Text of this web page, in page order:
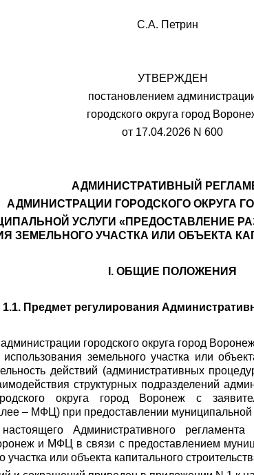
Воронеж С.А. Петрин
УТВЕРЖДЕН
постановлением
городского округа город
от 17.04.2026 N 600
АДМИНИСТРАТИВНЫЙ
АДМИНИСТРАЦИИ ГОРОДСКОГО ОКРУГА
УСЛУГИ «ПРЕДОСТАВЛЕНИЕ
ЗЕМЕЛЬНОГО УЧАСТКА ИЛИ ОБЪЕКТА
I. ОБЩИЕ ПОЛОЖЕНИЯ
1.1. Предмет регулирования
городского округа город
земельного участка или
действий (административных
структурных подразделений
округа город Воронеж с
– МФЦ) при предоставлении муниципальной
Административного
и МФЦ в связи с предоставлением
или объекта капитального